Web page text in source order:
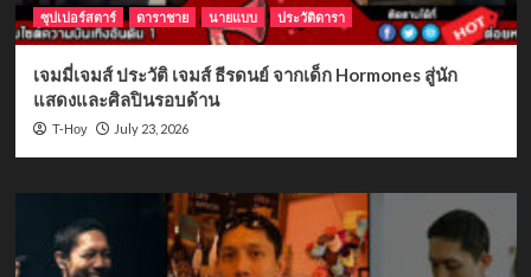
ซุปเปอร์สตาร์ ดาราชาย นายแบบ ประวัติดารา
เจมมี่เจมส์ ประวัติ เจมส์ ธีรดนย์ จากเด็ก Hormones สู่นัก
แสดงและศิลปินรอบด้าน
T-Hoy July 23, 2026